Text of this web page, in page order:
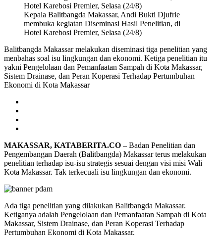
Kepala Balitbangda Makassar, Andi Bukti Djufrie
membuka kegiatan Diseminasi Hasil Penelitian, di
Hotel Karebosi Premier, Selasa (24/8)
Balitbangda Makassar melakukan diseminasi tiga penelitian yang
menbahas soal isu lingkungan dan ekonomi. Ketiga penelitian itu
yakni Pengelolaan dan Pemanfaatan Sampah di Kota Makassar,
Sistem Drainase, dan Peran Koperasi Terhadap Pertumbuhan
Ekonomi di Kota Makassar
MAKASSAR, KATABERITA.CO –Badan Penelitian dan
Pengembangan Daerah (Balitbangda) Makassar terus melakukan
penelitian terhadap isu-isu strategis sesuai dengan visi misi Wali
Kota Makassar. Tak terkecuali isu lingkungan dan ekonomi.
Ada tiga penelitian yang dilakukan Balitbangda Makassar.
Ketiganya adalah Pengelolaan dan Pemanfaatan Sampah di Kota
Makassar, Sistem Drainase, dan Peran Koperasi Terhadap
Pertumbuhan Ekonomi di Kota Makassar.